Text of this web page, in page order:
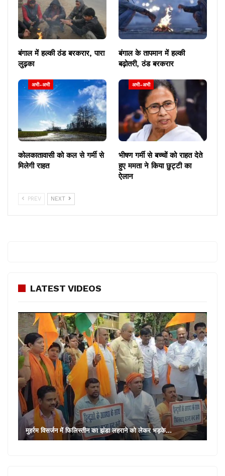
नया क्षेत्र बनने तक कुछ दिनों के लिए बारिश की संभावना कम हो
गई है, जो 16 और 17 नवंबर को होने की संभावना है।
बंगाल में हल्की ठंड बरकरार, पारा
लुढ़का
बंगाल के तापमान में हल्की
बढ़ोतरी, ठंड बरकरार
अभी-अभी
कोलकातावासी को कल से गर्मी से
मिलेगी राहत
अभी-अभी
भीषण गर्मी से बच्चों को राहत देते
हुए ममता ने किया छुट्टी का
ऐलान
PREV NEXT
LATEST VIDEOS
मुहर्रम विसर्जन में फिलिस्तीन का झंडा लहराने को लेकर भड़के…